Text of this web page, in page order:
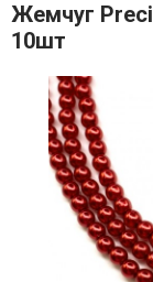
Жемчуг
10шт